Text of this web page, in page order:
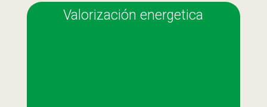
Valorización energetica